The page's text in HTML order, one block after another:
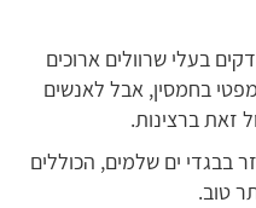
בעלי שרוולים ארוכים
בחמסין, אבל לאנשים
זאת ברצינות.
בבגדי ים שלמים, הכוללים
טוב.